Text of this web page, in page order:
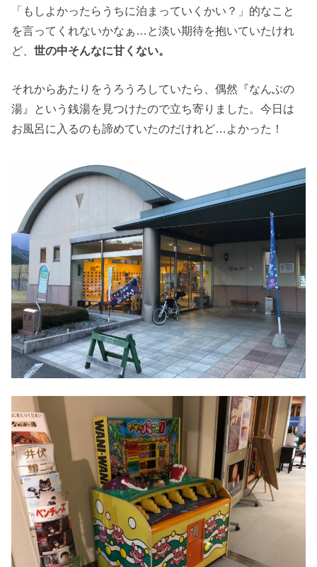
「もしよかったらうちに泊まっていくかい？」的なこと
を言ってくれないかなぁ…と淡い期待を抱いていたけれ
ど、世の中そんなに甘くない。
それからあたりをうろうろしていたら、偶然『なんぶの
湯』という銭湯を見つけたので立ち寄りました。今日は
お風呂に入るのも諦めていたのだけれど…よかった！